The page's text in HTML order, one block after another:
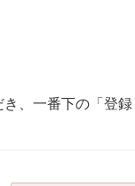
、一番下の「登